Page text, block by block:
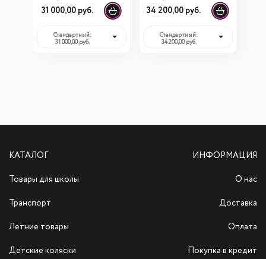
«Ломтик» (300
31 000,00 руб.
Стандартный:
31 000,00 руб.
«Фасолька» (300
34 200,00 руб.
Стандартный:
34 200,00 руб.
КАТАЛОГ
Товары для школы
Транспорт
Летние товары
Детские коляски
ИНФОРМАЦИЯ
О нас
Доставка
Оплата
Покупка в кредит